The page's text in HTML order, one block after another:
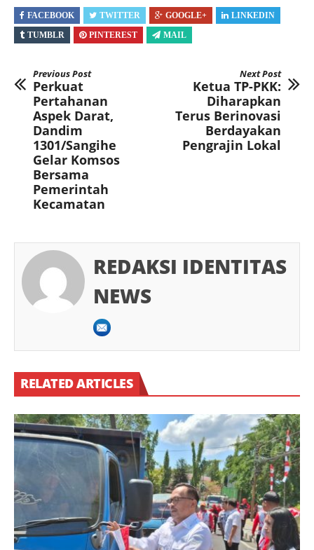
FACEBOOK TWITTER GOOGLE+
LINKEDIN
TUMBLR
PINTEREST MAIL
Previous Post
Perkuat
Pertahanan
Aspek Darat,
Dandim
1301/Sangihe
Gelar Komsos
Bersama
Pemerintah
Kecamatan
Next Post
Ketua TP-PKK:
Diharapkan
Terus Berinovasi
Berdayakan
Pengrajin Lokal
REDAKSI IDENTITAS
NEWS
RELATED ARTICLES